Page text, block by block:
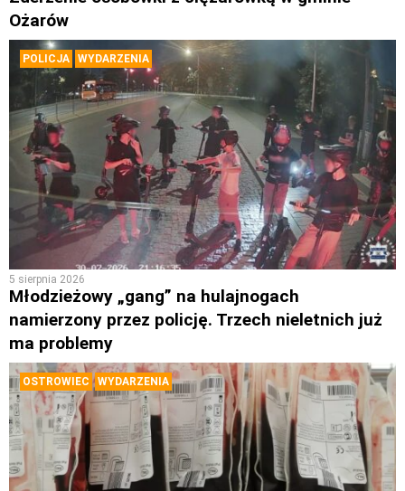
Ożarów
POLICJA WYDARZENIA
5 sierpnia 2026
Młodzieżowy „gang” na hulajnogach
namierzony przez policję. Trzech nieletnich już
ma problemy
OSTROWIEC WYDARZENIA